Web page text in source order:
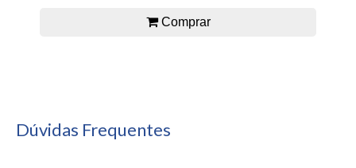
Comprar
Dúvidas Frequentes